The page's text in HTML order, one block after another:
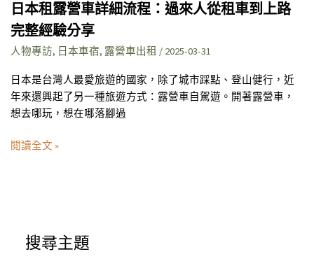
店
家
日本租露營車詳細流程：過來人從租車到上路
完整經驗分享
人物專訪, 日本車宿, 露營車出租 / 2025-03-31
日本是台灣人最愛旅遊的國家，除了城市踩點、登山健行，近
年來還興起了另一種旅遊方式：露營車自駕遊。開著露營車，
想去哪玩，想在哪落腳過
租
露
營
詳
細
流
過
閱讀全文 »
搜尋主題